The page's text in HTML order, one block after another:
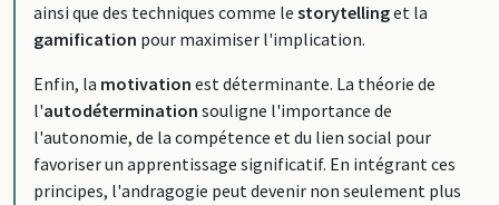
ainsi que des techniques comme le storytellinget la
gamification pour maximiser l'implication.
Enfin, la motivation est déterminante. La théorie de
l'autodétermination souligne l'importance de
l'autonomie, de la compétence et du lien social pour
favoriser un apprentissage significatif. En intégrant ces
principes, l'andragogie peut devenir non seulement plus